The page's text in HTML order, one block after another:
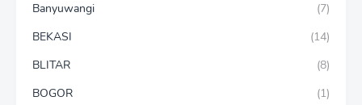
Banyuwangi
(7)
BEKASI
(14)
BLITAR
(8)
BOGOR
(1)